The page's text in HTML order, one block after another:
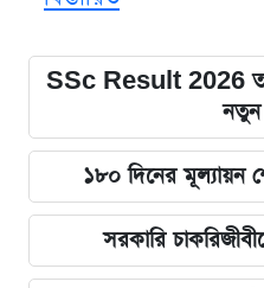
SSc Result 2026
নতুন
১৮০ দিনের মূল্যায়ন
সরকারি